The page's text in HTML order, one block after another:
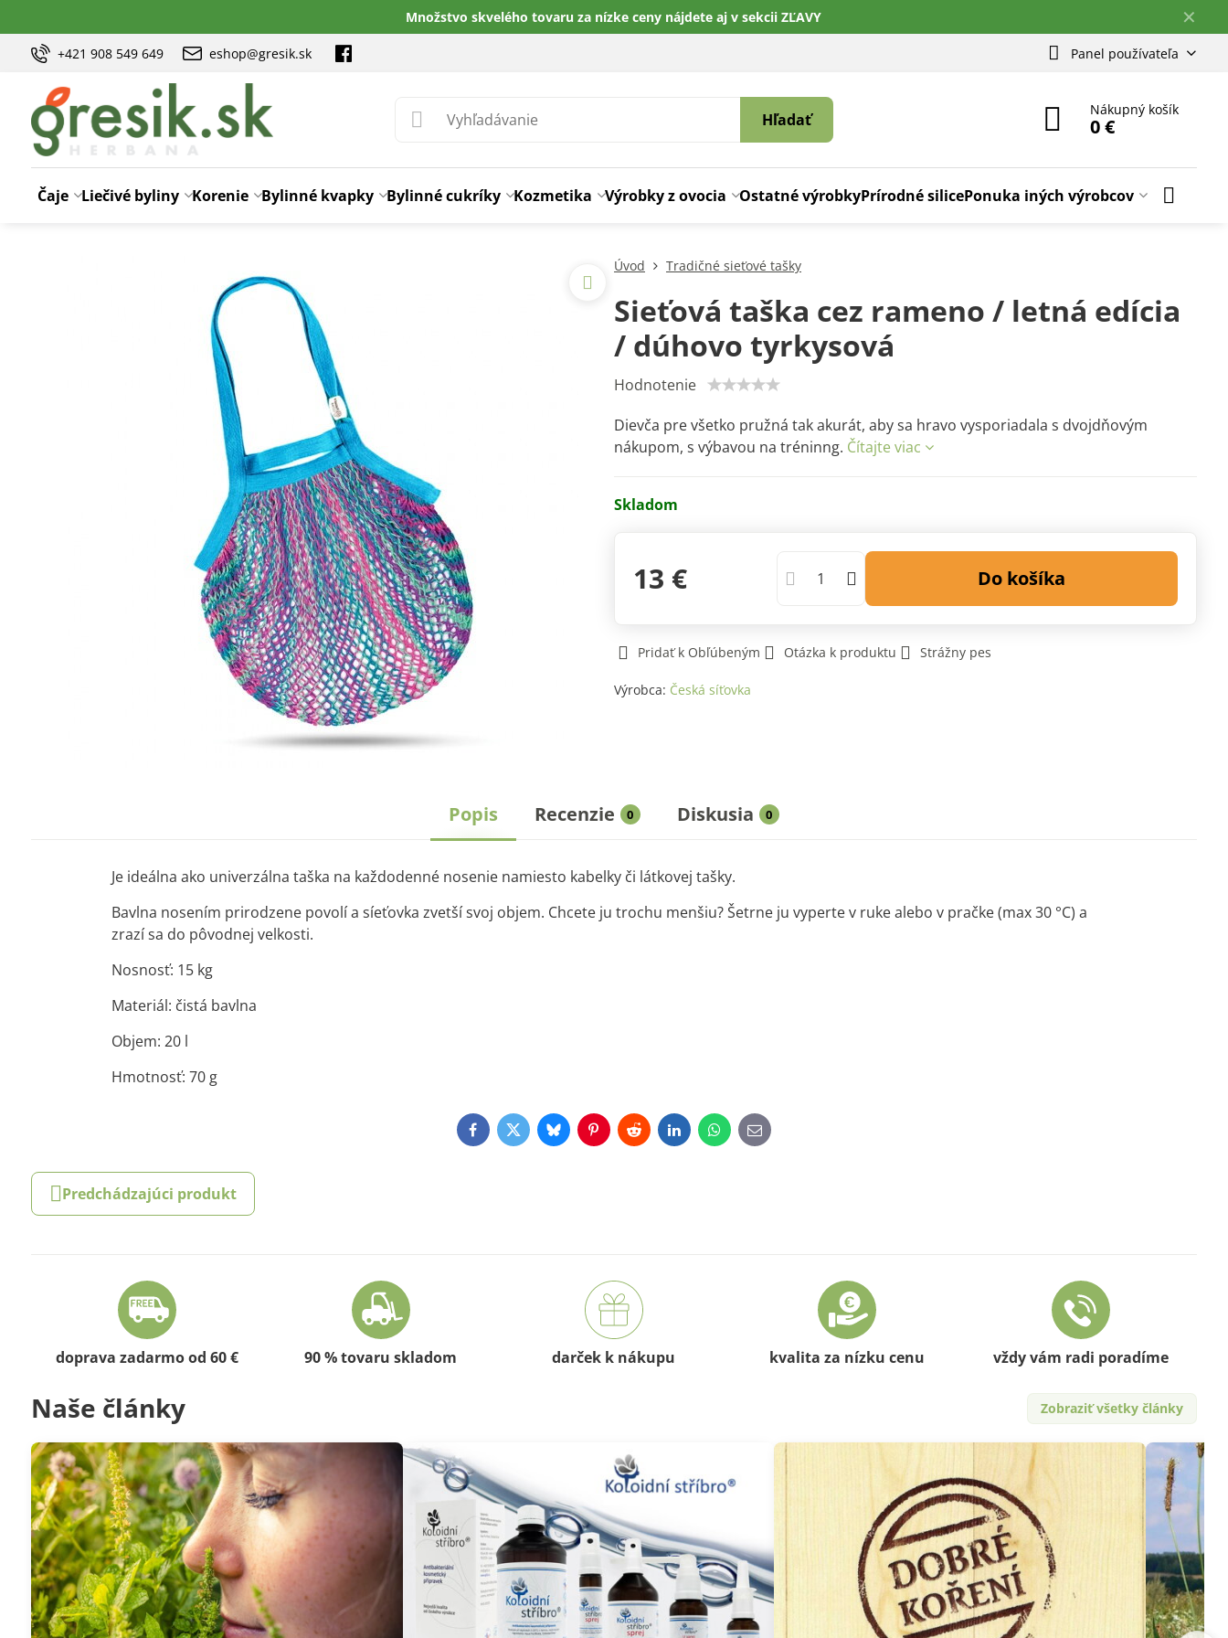
✕
Množstvo skvelého tovaru za nízke ceny nájdete aj v sekcii ZĽAVY
+421 908 549 649 eshop@gresik.sk Panel používateľa
Hľadať
Nákupný košík
0 €
Čaje Liečivé byliny Korenie Bylinné kvapky Bylinné cukríky Kozmetika Výrobky z ovocia Ostatné výrobkyPrírodné silicePonuka iných výrobcov
Úvod Tradičné sieťové tašky
Sieťová taška cez rameno / letná edícia
/ dúhovo tyrkysová
Hodnotenie
Dievča pre všetko pružná tak akurát, aby sa hravo vysporiadala s dvojdňovým
nákupom, s výbavou na tréninng. Čítajte viac
Skladom
13 € Do košíka
Pridať k Obľúbeným Otázka k produktu Strážny pes
Výrobca: Česká síťovka
Popis Recenzie 0 Diskusia 0
Je ideálna ako univerzálna taška na každodenné nosenie namiesto kabelky či látkovej tašky.
Bavlna nosením prirodzene povolí a síeťovka zvetší svoj objem. Chcete ju trochu menšiu? Šetrne ju vyperte v ruke alebo v pračke (max 30 °C) a
zrazí sa do pôvodnej velkosti.
Nosnosť: 15 kg
Materiál: čistá bavlna
Objem: 20 l
Hmotnosť: 70 g
FacebookTwitterBlueskyPinterestRedditLinkedInWhatsApp
E-
mail
Predchádzajúci produkt
doprava zadarmo od 60 € 90 % tovaru skladom darček k nákupu kvalita za nízku cenu vždy vám radi poradíme
Naše články Zobraziť všetky články